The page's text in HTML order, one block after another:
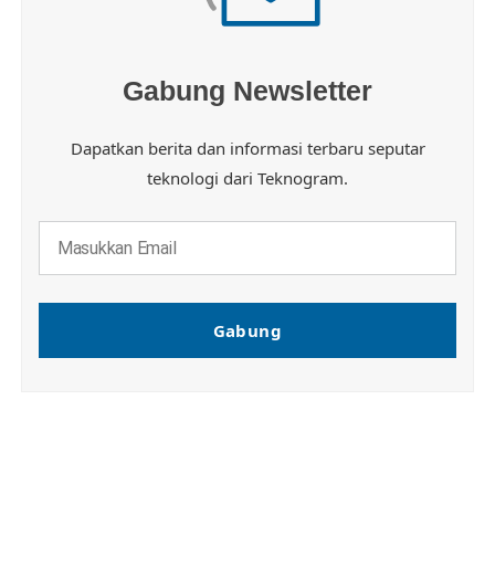
Gabung Newsletter
Dapatkan berita dan informasi terbaru seputar
teknologi dari Teknogram.